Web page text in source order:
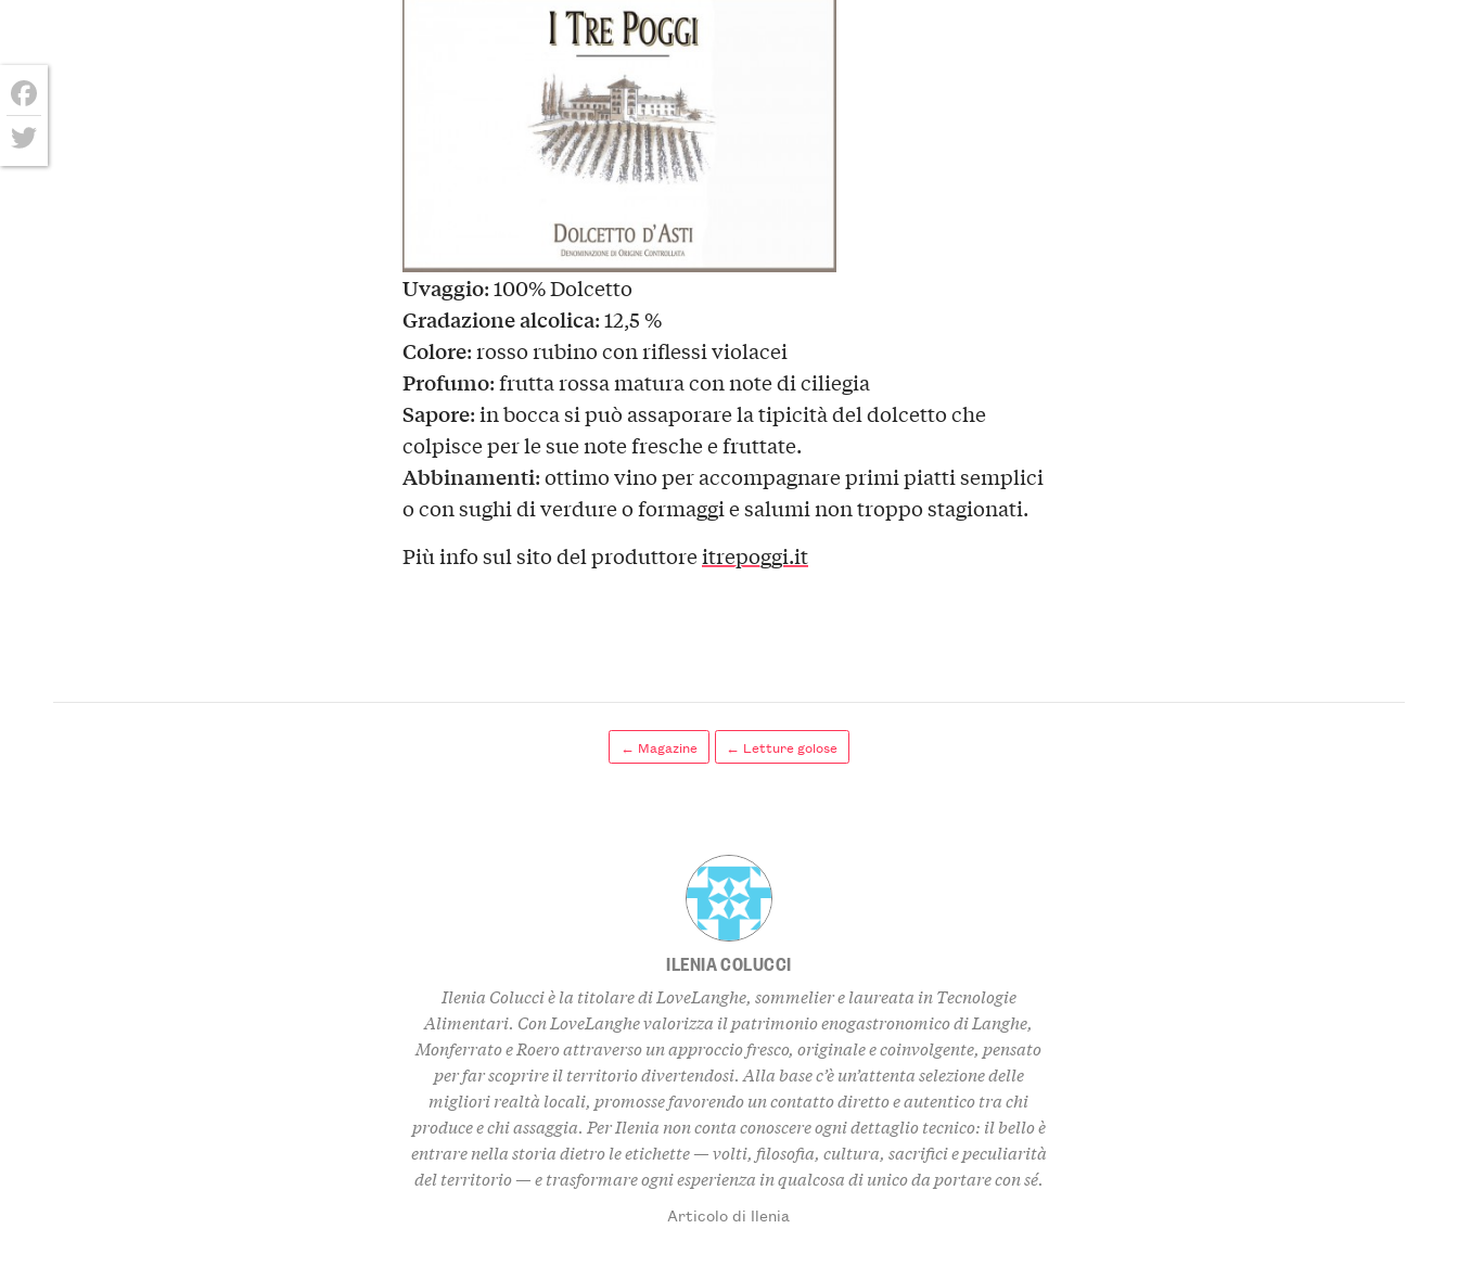
Uvaggio: 100% Dolcetto
Gradazione alcolica: 12,5 %
Colore: rosso rubino con riflessi violacei
Profumo: frutta rossa matura con note di ciliegia
Sapore: in bocca si può assaporare la tipicità del dolcetto che
colpisce per le sue note fresche e fruttate.
Abbinamenti: ottimo vino per accompagnare primi piatti semplici
o con sughi di verdure o formaggi e salumi non troppo stagionati.
Più info sul sito del produttoreitrepoggi.it
← Magazine ← Letture golose
ILENIA COLUCCI
Ilenia Colucci è la titolare di LoveLanghe, sommelier e laureata in Tecnologie
Alimentari. Con LoveLanghe valorizza il patrimonio enogastronomico di Langhe,
Monferrato e Roero attraverso un approccio fresco, originale e coinvolgente, pensato
per far scoprire il territorio divertendosi. Alla base c’è un’attenta selezione delle
migliori realtà locali, promosse favorendo un contatto diretto e autentico tra chi
produce e chi assaggia. Per Ilenia non conta conoscere ogni dettaglio tecnico: il bello è
entrare nella storia dietro le etichette — volti, filosofia, cultura, sacrifici e peculiarità
del territorio — e trasformare ogni esperienza in qualcosa di unico da portare con sé.
Articolo di Ilenia
Facebook
Twitter